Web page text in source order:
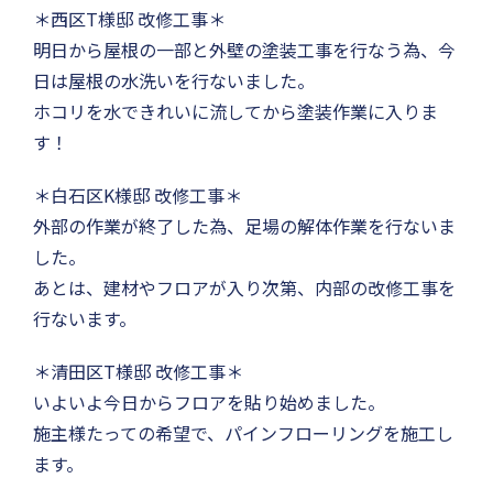
＊西区T様邸 改修工事＊
明日から屋根の一部と外壁の塗装工事を行なう為、今
日は屋根の水洗いを行ないました。
ホコリを水できれいに流してから塗装作業に入りま
す！
＊白石区K様邸 改修工事＊
外部の作業が終了した為、足場の解体作業を行ないま
した。
あとは、建材やフロアが入り次第、内部の改修工事を
行ないます。
＊清田区T様邸 改修工事＊
いよいよ今日からフロアを貼り始めました。
施主様たっての希望で、パインフローリングを施工し
ます。